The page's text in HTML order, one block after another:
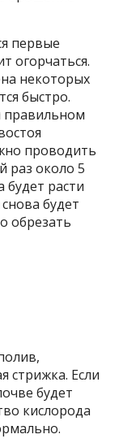
первые
огорчаться.
некоторых
быстро.
правильном
проводить
раз около 5
расти
будет
обрезать
стрижка. Если
будет
кислорода